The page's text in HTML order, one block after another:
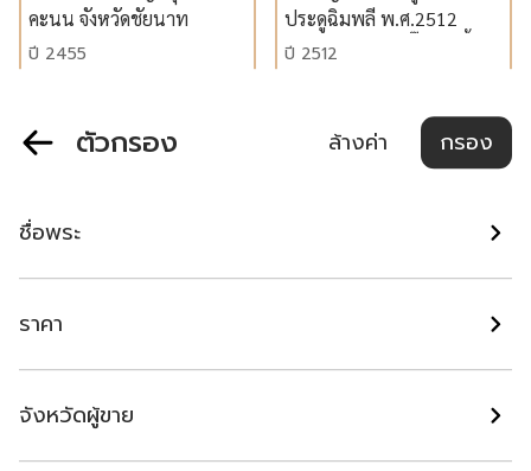
คะนน จังหวัดชัยนาท
ปี 2455
ประดูฉิมพลี พ.ศ.2512
บล็อก 1 หลัง 1 (จิ๊กโก๋) เนื้อ
ปี 2512
เหรียญหลวงพ่อทวด รุ่น
เสาร์ ๕ มหามงคล ๑๐๐ ปี
ปู่ทวด รุ่นเลื่อนสมณศักดิ์ ๖๗
ตัวกรอง ล้างค่า กรอง
ชื่อพระ
ราคา
จังหวัดผู้ขาย